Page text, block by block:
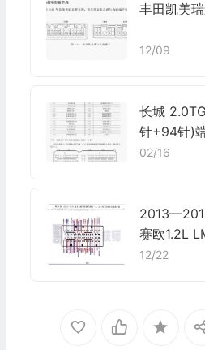
丰田凯美
12/09
长城
针+94针)
02/16
赛欧1.2L
端子
12/22